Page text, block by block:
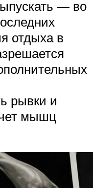
— во
отдыха в
рывки и
мышц